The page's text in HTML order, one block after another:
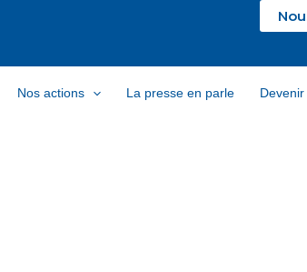
Nos actions La presse en parle